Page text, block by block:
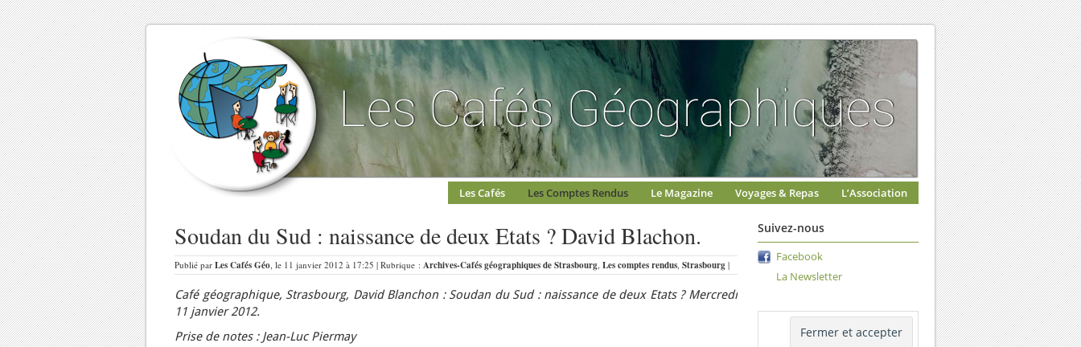
Les Cafés Les Comptes Rendus Le Magazine Voyages & Repas L’Association
Soudan du Sud : naissance de deux Etats ? David Blachon.
Publié par Les Cafés Géo, le 11 janvier 2012 à 17:25 | Rubrique : Archives-Cafés géographiques de Strasbourg, Les comptes rendus, Strasbourg |
Café géographique, Strasbourg, David Blanchon : Soudan du Sud : naissance de deux Etats ? Mercredi
11 janvier 2012.
Prise de notes : Jean-Luc Piermay
Suivez-nous
Facebook
La Newsletter